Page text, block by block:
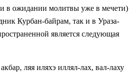
в ожидании молитвы уже в мечети)
Курбан-байрам, так и в Ураза-
является следующая
ляя иляхэ иллял-лах, вал-лаху